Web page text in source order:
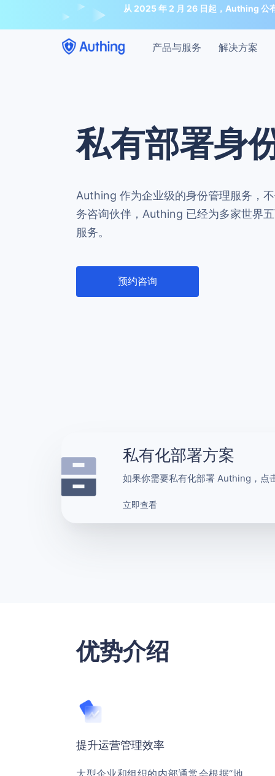
从 2025 年 2 月 26 日起，Authing 公
产品与服务 解决方案
私有部署身
Authing 作为企业级的身份管理服务，
务咨询伙伴，Authing 已经为多家世界
服务。
预约咨询
私有化部署方案
如果你需要私有化部署 Authing，点
立即查看
优势介绍
提升运营管理效率